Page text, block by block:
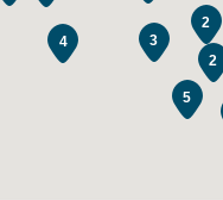
3
4
5
2
2